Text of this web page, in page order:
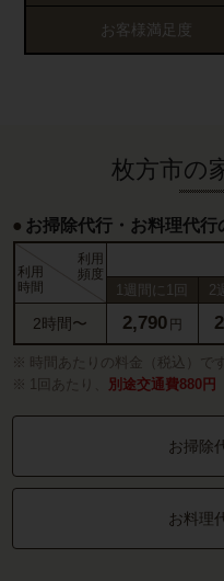
お客様満足度
枚方市の
お掃除代行・お料理代行
利用
時間
利用
頻度
1週間に1回 2
2時間〜 2,790 円
時間あたりの料金（税込）です
1回あたり、
別途交通費880円
お掃除
お料理